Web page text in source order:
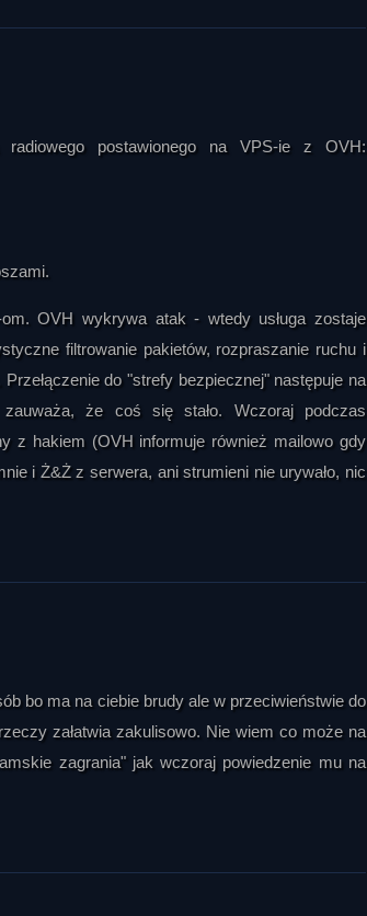
postawionego na VPS-ie z OVH:
OVH wykrywa atak - wtedy usługa zostaje
filtrowanie pakietów, rozpraszanie ruchu i
do "strefy bezpiecznej" następuje na
że coś się stało. Wczoraj podczas
z hakiem (OVH informuje również mailowo gdy
i Ż&Ż z serwera, ani strumieni nie urywało, nic
bo ma na ciebie brudy ale w przeciwieństwie do
załatwia zakulisowo. Nie wiem co może na
zagrania" jak wczoraj powiedzenie mu na